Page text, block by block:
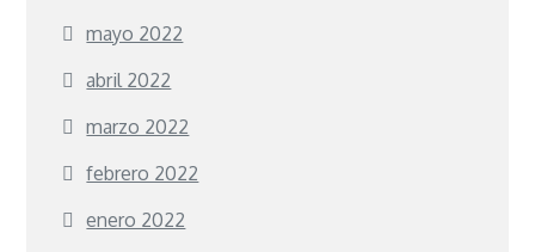
mayo 2022
abril 2022
marzo 2022
febrero 2022
enero 2022